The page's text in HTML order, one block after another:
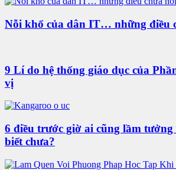
Nỗi khổ của dân IT… những điều
9 Lí do hệ thống giáo dục của
vị
6 điều trước giờ ai cũng lầm tưởng
biết chưa?